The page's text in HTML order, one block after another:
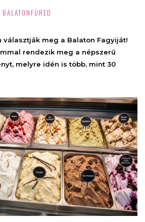
BALATONFÜRED
meg a Balaton Fagyiját!
rendezik meg a népszerű
melyre idén is több, mint 30